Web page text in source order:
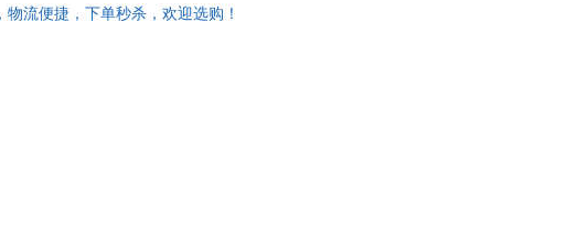
流便捷，下单秒杀，欢迎选购！